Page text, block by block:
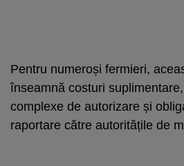
Pentru numeroși fermieri,
înseamnă costuri
complexe de autorizare și
raportare către autoritățile de